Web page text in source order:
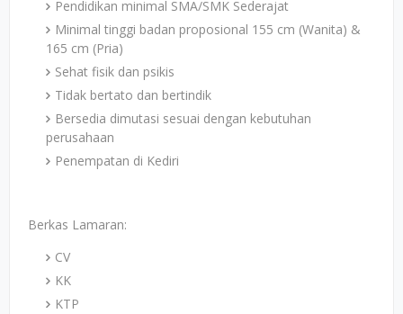
Pendidikan minimal SMA/SMK Sederajat
Minimal tinggi badan proposional 155 cm (Wanita) &
165 cm (Pria)
Sehat fisik dan psikis
Tidak bertato dan bertindik
Bersedia dimutasi sesuai dengan kebutuhan
perusahaan
Penempatan di Kediri
Berkas Lamaran:
CV
KK
KTP